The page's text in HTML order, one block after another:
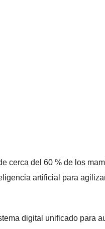
cerca del 60 % de los
artificial para
digital unificado para